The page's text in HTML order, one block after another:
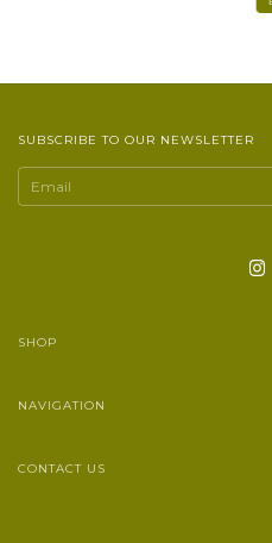
SUBSCRIBE TO OUR NEWSLETTER
SHOP
NAVIGATION
CONTACT US